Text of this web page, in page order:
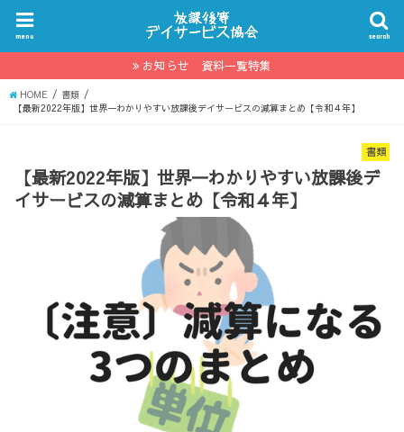
search
menu
お知らせ 資料一覧特集
HOME
書類
【最新2022年版】世界一わかりやすい放課後デイサービスの減算まとめ【令和４年】
書類
【最新2022年版】世界一わかりやすい放課後デ
イサービスの減算まとめ【令和４年】